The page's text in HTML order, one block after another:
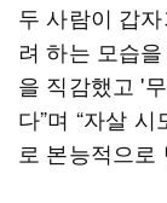
두 사람이 갑
려 하는 모습
을 직감했고 '
다”며 “자살
로 본능적으로